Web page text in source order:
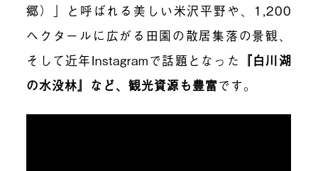
郷）」と呼ばれる美しい米沢平野や、1,200
ヘクタールに広がる田園の散居集落の景観、
そして近年Instagramで話題となった 『白川湖
の水没林』など、観光資源も豊富です。